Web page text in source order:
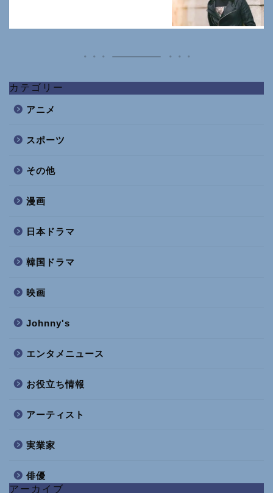
カテゴリー
アニメ
スポーツ
その他
漫画
日本ドラマ
韓国ドラマ
映画
Johnny's
エンタメニュース
お役立ち情報
アーティスト
実業家
俳優
アーカイブ